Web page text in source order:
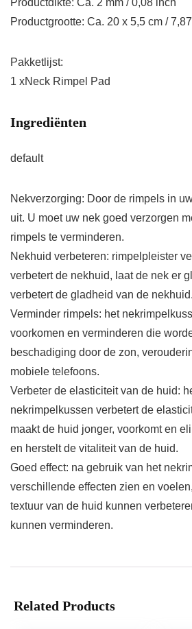
Productdikte: Ca. 2 mm / 0,08 inch
Productgrootte: Ca. 20 x 5,5 cm /
Pakketlijst:
1 xNeck Rimpel Pad
Ingrediënten
default
Nekverzorging: Door de rimpels in
uit. U moet uw nek goed verzorgen
rimpels te verminderen.
Nekhuid verbeteren: rimpelpleister
verbetert de nekhuid, laat de nek er
verbetert de gladheid van de nekhuid.
Verminder rimpels: het
voorkomen en verminderen die
beschadiging door de zon,
mobiele telefoons.
Verbeter de elasticiteit van de huid:
nekrimpelkussen verbetert de
maakt de huid jonger, voorkomt en
en herstelt de vitaliteit van de huid.
Goed effect: na gebruik van het
verschillende effecten zien en
textuur van de huid kunnen
kunnen verminderen.
Related Products